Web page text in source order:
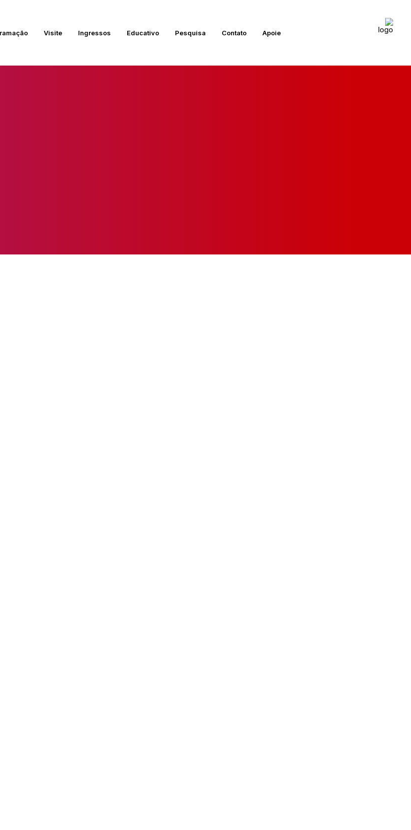
Visite Ingressos Educativo Pesquisa Contato Apoie